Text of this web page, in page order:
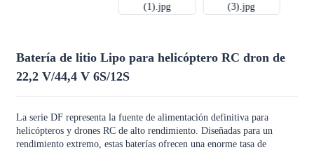
Batería de litio Lipo para helicóptero RC dron de
22,2 V/44,4 V 6S/12S
La serie DF representa la fuente de alimentación definitiva para
helicópteros y drones RC de alto rendimiento. Diseñadas para un
rendimiento extremo, estas baterías ofrecen una enorme tasa de